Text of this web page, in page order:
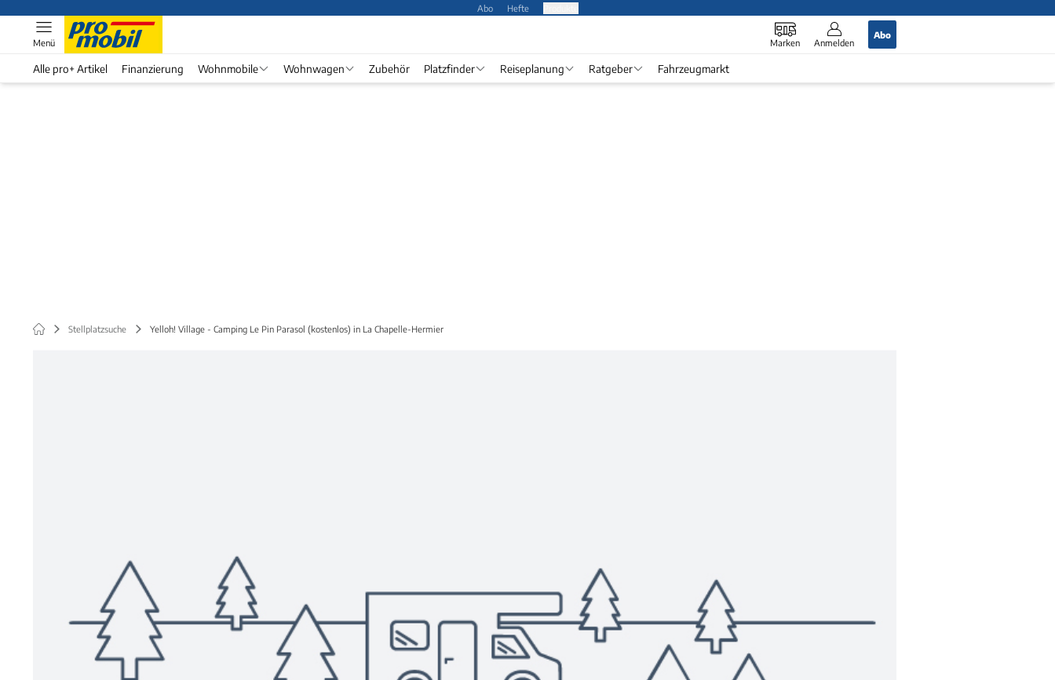
Abo Hefte
Marken Anmelden
Abo
Menü
Alle pro+ Artikel Finanzierung Wohnmobile Wohnwagen Zubehör Platzfinder Reiseplanung Ratgeber Fahrzeugmarkt
Stellplatzsuche Yelloh! Village - Camping Le Pin Parasol (kostenlos) in La Chapelle-Hermier